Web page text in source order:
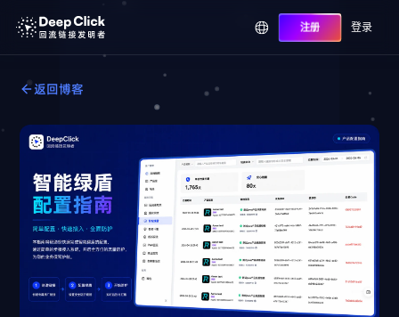
注册 登录
返回博客